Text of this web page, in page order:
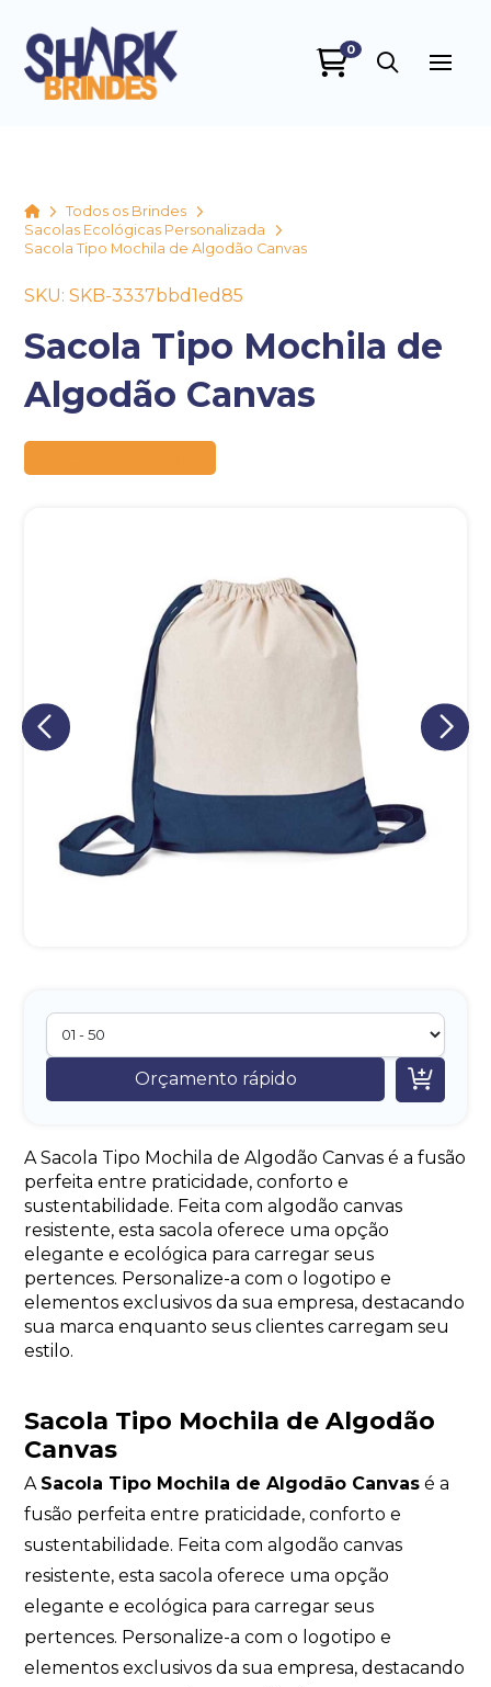
0
HomeTodos os Brindes
Sacolas Ecológicas Personalizada
Sacola Tipo Mochila de Algodão Canvas
SKU: SKB-3337bbd1ed85
Sacola Tipo Mochila de
Algodão Canvas
Orçamento rápido 
A Sacola Tipo Mochila de Algodão Canvas é a fusão
perfeita entre praticidade, conforto e
sustentabilidade. Feita com algodão canvas
resistente, esta sacola oferece uma opção
elegante e ecológica para carregar seus
pertences. Personalize-a com o logotipo e
elementos exclusivos da sua empresa, destacando
sua marca enquanto seus clientes carregam seu
estilo.
Sacola Tipo Mochila de Algodão
Canvas
A Sacola Tipo Mochila de Algodão Canvas é a
fusão perfeita entre praticidade, conforto e
sustentabilidade. Feita com algodão canvas
resistente, esta sacola oferece uma opção
elegante e ecológica para carregar seus
pertences. Personalize-a com o logotipo e
elementos exclusivos da sua empresa, destacando
+55
Eu concordo em receber comunicações.
A nossa empresa está comprometida a proteger e respeitar
sua privacidade, utilizaremos seus dados apenas para fins
de marketing. Você pode alterar suas preferências a
qualquer momento.